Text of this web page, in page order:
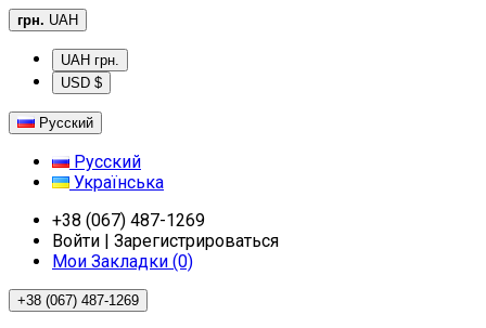
грн. UAH
UAH грн.
USD $
Русский
Русский
Українська
+38 (067) 487-1269
Войти | Зарегистрироваться
Мои Закладки (0)
+38 (067) 487-1269